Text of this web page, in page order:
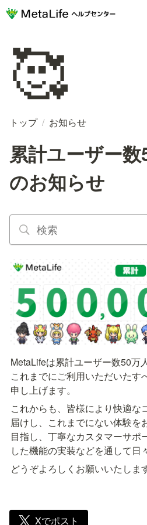
🥰
トップ / お知らせ
累計ユーザー
のお知らせ
MetaLifeは累計ユーザー数50万
これまでにご利用いただいたす
申し上げます。
これからも、皆様により快適な
届けし、これまでにない体験を
目指し、丁寧なカスタマーサポ
した機能の実装などを通して日
どうぞよろしくお願いいたします
Xでポスト